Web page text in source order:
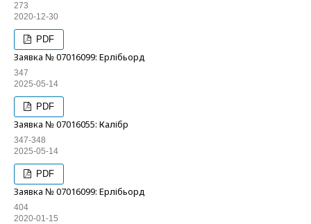
273
2020-12-30
PDF
Заявка № 07016099: Ерлібьорд
347
2025-05-14
PDF
Заявка № 07016055: Калібр
347-348
2025-05-14
PDF
Заявка № 07016099: Ерлібьорд
404
2020-01-15